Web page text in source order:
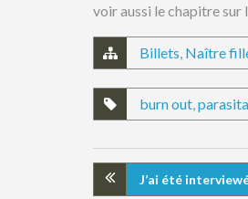
voir aussi le chapitre sur
Billets, Naître
burn out,
J’ai été